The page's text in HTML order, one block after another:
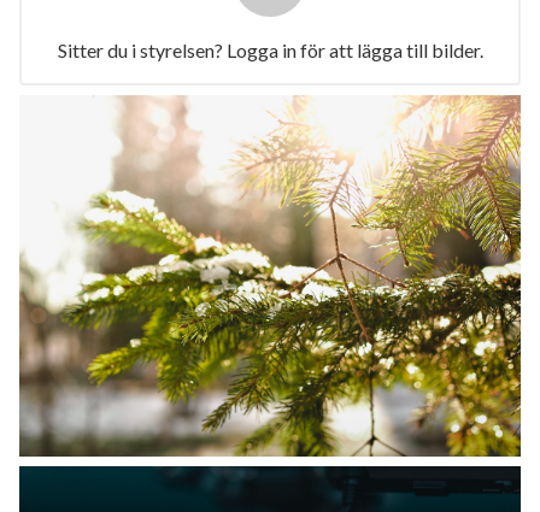
Sitter du i styrelsen? Logga in för att lägga till bilder.